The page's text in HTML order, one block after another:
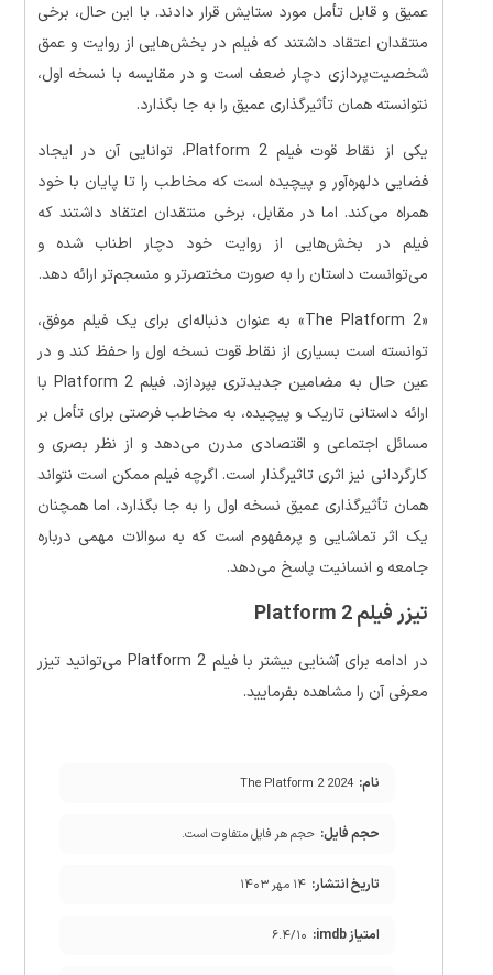
عمیق و قابل تأمل مورد ستایش قرار دادند. با این حال، برخی
منتقدان اعتقاد داشتند که فیلم در بخش‌هایی از روایت و عمق
شخصیت‌پردازی دچار ضعف است و در مقایسه با نسخه اول،
نتوانسته همان تأثیرگذاری عمیق را به جا بگذارد.
یکی از نقاط قوت فیلم Platform 2، توانایی آن در ایجاد
فضایی دلهره‌آور و پیچیده است که مخاطب را تا پایان با خود
همراه می‌کند. اما در مقابل، برخی منتقدان اعتقاد داشتند که
فیلم در بخش‌هایی از روایت خود دچار اطناب شده و
می‌توانست داستان را به صورت مختصرتر و منسجم‌تر ارائه دهد.
«The Platform 2» به عنوان دنباله‌ای برای یک فیلم موفق،
توانسته است بسیاری از نقاط قوت نسخه اول را حفظ کند و در
عین حال به مضامین جدیدتری بپردازد. فیلم Platform 2 با
ارائه داستانی تاریک و پیچیده، به مخاطب فرصتی برای تأمل بر
مسائل اجتماعی و اقتصادی مدرن می‌دهد و از نظر بصری و
کارگردانی نیز اثری تاثیرگذار است. اگرچه فیلم ممکن است نتواند
همان تأثیرگذاری عمیق نسخه اول را به جا بگذارد، اما همچنان
یک اثر تماشایی و پرمفهوم است که به سوالات مهمی درباره
جامعه و انسانیت پاسخ می‌دهد.
تیزر فیلم Platform 2
در ادامه برای آشنایی بیشتر با فیلم Platform 2 می‌توانید تیزر
معرفی آن را مشاهده بفرمایید.
نام: The Platform 2 2024
حجم فایل: حجم هر فایل متفاوت است.
تاریخ انتشار: ۱۴ مهر ۱۴۰۳
امتیاز imdb: ۶.۴/۱۰